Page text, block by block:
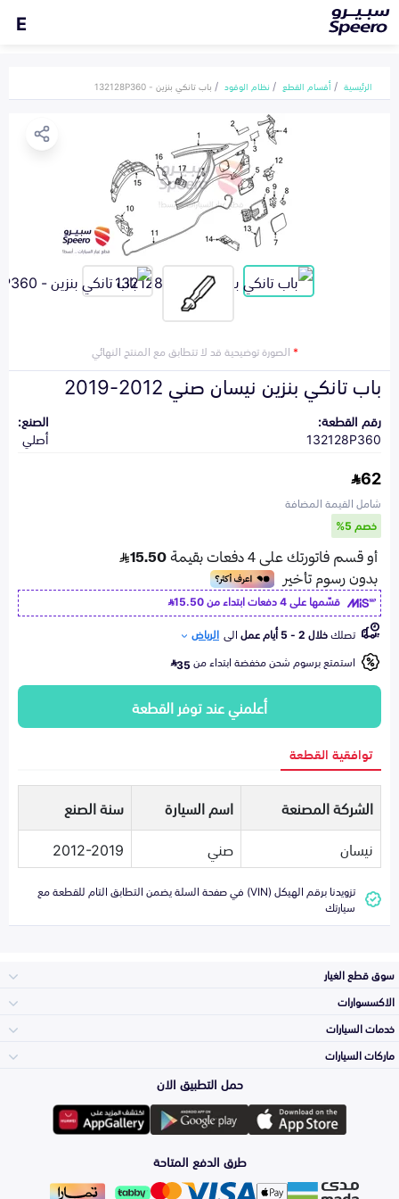
E
الرئيسية أقسام القطع نظام الوقود باب تانكي بنزين - 132128P360
*الصورة توضيحية قد لا تتطابق مع المنتج النهائي
باب تانكي بنزين نيسان صني 2012-2019
رقم القطعة:
132128P360
الصنع:
أصلي
62
شامل القيمة المضافة
خصم 5%
قسّمها على 4 دفعات ابتداء من
15.50
تصلكخلال 2 - 5 أيام عمل الى الرياض
استمتع برسوم شحن مخفضة ابتداء من35
أعلمني عند توفر القطعة
توافقية القطعة
الشركة المصنعة اسم السيارة
سنة الصنع
نيسان
صني 2012-2019
تزويدنا برقم الهيكل (VIN) في صفحة السلة يضمن التطابق التام للقطعة مع
سيارتك
سوق قطع الغيار
المكائن، القيرات
وملحقاتها
الشمعات
والاصطبات (الاضاءة)
الاكسسوارات
لوازم الرحلات
خدمات السيارات
الأكثر مبيعاً
ماركات السيارات
Toyota
Hyundai
حمل التطبيق الان
طرق الدفع المتاحة